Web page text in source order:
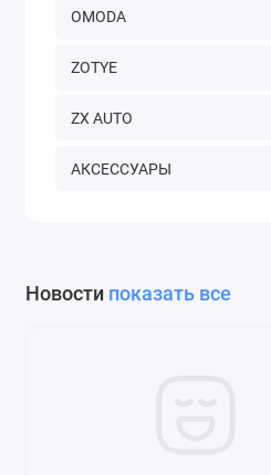
OMODA
ZOTYE
ZX AUTO
АКСЕССУАРЫ
Новости показать все